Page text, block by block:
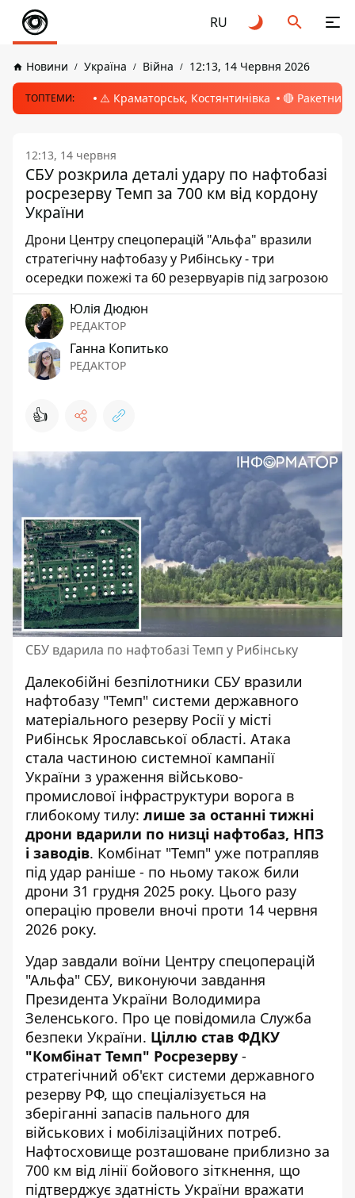
RU
Новини Україна Війна 12:13, 14 Червня 2026
ТОПТЕМИ: ⚠️ Краматорськ, Костянтинівка 🔴 Ракетний
12:13, 14 червня
СБУ розкрила деталі удару по нафтобазі
росрезерву Темп за 700 км від кордону
України
Дрони Центру спецоперацій "Альфа" вразили
стратегічну нафтобазу у Рибінську - три
осередки пожежі та 60 резервуарів під загрозою
Юлія Дюдюн
РЕДАКТОР
Ганна Копитько
РЕДАКТОР
👍
СБУ вдарила по нафтобазі Темп у Рибінську
Далекобійні безпілотники СБУ вразили
нафтобазу "Темп" системи державного
матеріального резерву Росії у місті
Рибінськ Ярославської області. Атака
стала частиною системної кампанії
України з ураження військово-
промислової інфраструктури ворога в
глибокому тилу: лише за останні тижні
дрони вдарили по низці нафтобаз, НПЗ
і заводів. Комбінат "Темп" уже потрапляв
під удар раніше - по ньому також били
дрони 31 грудня 2025 року. Цього разу
операцію провели вночі проти 14 червня
2026 року.
Удар завдали воїни Центру спецоперацій
"Альфа" СБУ, виконуючи завдання
Президента України Володимира
Зеленського. Про це повідомила Служба
безпеки України. Ціллю став ФДКУ
"Комбінат Темп" Росрезерву -
стратегічний об'єкт системи державного
резерву РФ, що спеціалізується на
зберіганні запасів пального для
військових і мобілізаційних потреб.
Нафтосховище розташоване приблизно за
700 км від лінії бойового зіткнення, що
підтверджує здатність України вражати